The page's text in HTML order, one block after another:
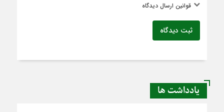
قوانین ارسال دیدگاه
ثبت دیدگاه
یادداشت ها